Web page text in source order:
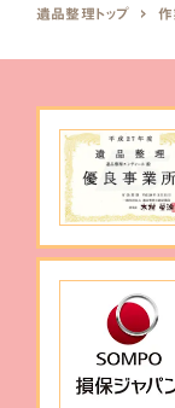
遺品整理トップ 作